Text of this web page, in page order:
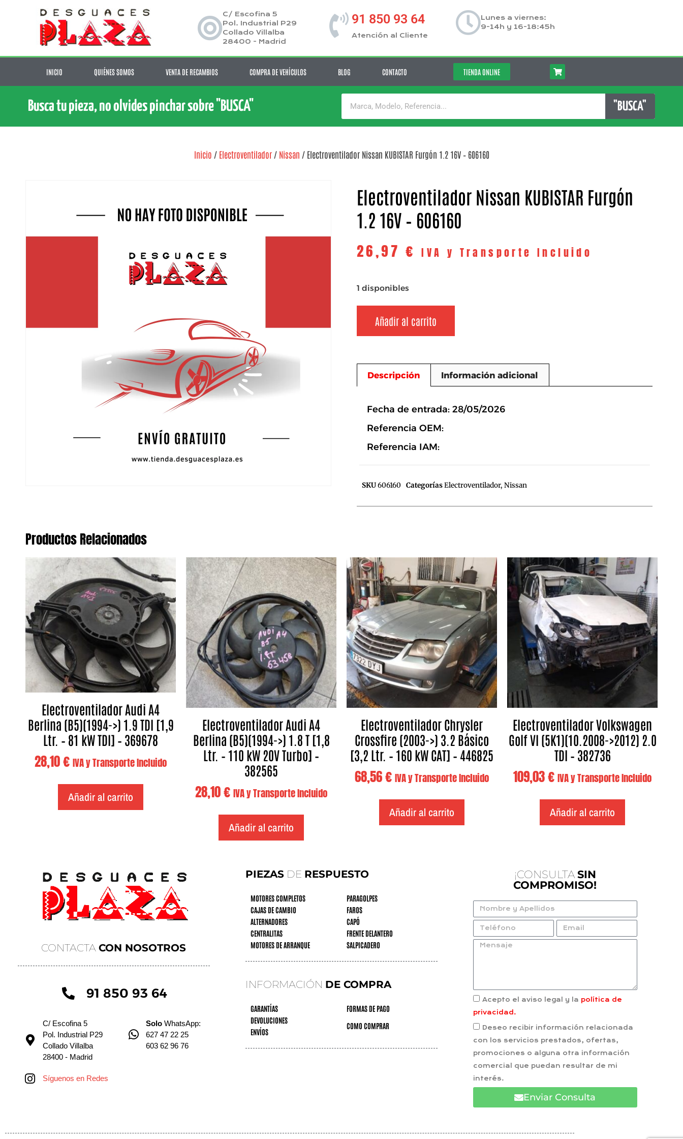
C/ Escofina 5
Pol. Industrial P29
Collado Villalba
28400 - Madrid
91 850 93 64
Atención al Cliente
Lunes a viernes:
9-14h y 16-18:45h
INICIO QUIÉNES SOMOS VENTA DE RECAMBIOS COMPRA DE VEHÍCULOS BLOG CONTACTO TIENDA ONLINE
Busca tu pieza, no olvides pinchar sobre "BUSCA" "BUSCA"
Inicio / Electroventilador/ Nissan / Electroventilador Nissan KUBISTAR Furgón 1.2 16V – 606160
Electroventilador Nissan KUBISTAR Furgón
1.2 16V – 606160
26,97€ IVA y Transporte Incluido
1 disponibles
Añadir al carrito
Descripción Información adicional
Fecha de entrada: 28/05/2026
Referencia OEM:
Referencia IAM:
SKU606160 CategoríasElectroventilador, Nissan
Productos Relacionados
Electroventilador Audi A4
Berlina (B5)(1994->) 1.9 TDI [1,9
Ltr. – 81 kW TDI] – 369678
28,10€ IVA y Transporte Incluido
Añadir al carrito
Electroventilador Audi A4
Berlina (B5)(1994->) 1.8 T [1,8
Ltr. – 110 kW 20V Turbo] –
382565
28,10€ IVA y Transporte Incluido
Añadir al carrito
Electroventilador Chrysler
Crossfire (2003->) 3.2 Básico
[3,2 Ltr. – 160 kW CAT] – 446825
68,56€ IVA y Transporte Incluido
Añadir al carrito
Electroventilador Volkswagen
Golf VI (5K1)(10.2008->2012) 2.0
TDI – 382736
109,03€ IVA y Transporte Incluido
Añadir al carrito
CONTACTACON NOSOTROS
91 850 93 64
C/ Escofina 5
Pol. Industrial P29
Collado Villalba
28400 - Madrid
Solo WhatsApp:
627 47 22 25
603 62 96 76
Síguenos en Redes
PIEZASDE RESPUESTO
MOTORES COMPLETOS
CAJAS DE CAMBIO
ALTERNADORES
CENTRALITAS
MOTORES DE ARRANQUE
PARAGOLPES
FAROS
CAPÓ
FRENTE DELANTERO
SALPICADERO
INFORMACIÓN DE COMPRA
GARANTÍAS
DEVOLUCIONES
ENVÍOS
FORMAS DE PAGO
COMO COMPRAR
¡CONSULTA SIN
COMPROMISO!
Acepto el aviso legal y la política de
privacidad.
Deseo recibir información relacionada
con los servicios prestados, ofertas,
promociones o alguna otra información
comercial que puedan resultar de mi
interés.
Enviar Consulta